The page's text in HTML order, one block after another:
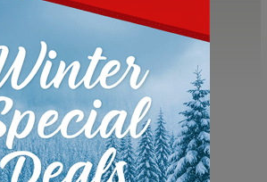
Icon Nylon Boot